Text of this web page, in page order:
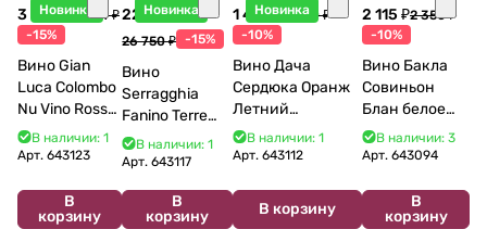
Новинка
3 998 ₽4 704 ₽
-15%
Вино Gian
Luca Colombo
Nu Vino Rosso
2025 750 мл
В наличии: 1
Арт. 643123
В
корзину
Новинка
22 738 ₽
26 750 ₽ -15%
Вино
Serragghia
Fanino Terre
Siciliane IGP
2022 750 мл
В наличии: 1
Арт.643117
В
корзину
Новинка
1 440 ₽1 600 ₽
-10%
Вино Дача
Сердюка Оранж
Летний
Сибирьковый
2024 750 мл
В наличии: 1
Арт. 643112
В корзину
2 115 ₽2 350 ₽
-10%
Вино Бакла
Совиньон
Блан белое
сухое 750 мл
12%
В наличии: 3
Арт.643094
В
корзину